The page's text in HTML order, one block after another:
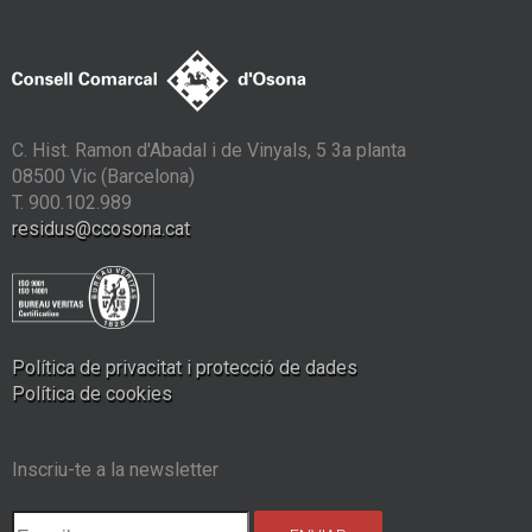
C. Hist. Ramon d'Abadal i de Vinyals, 5 3a planta
08500 Vic (Barcelona)
T. 900.102.989
residus@ccosona.cat
Política de privacitat i protecció de dades
Política de cookies
Inscriu-te a la newsletter